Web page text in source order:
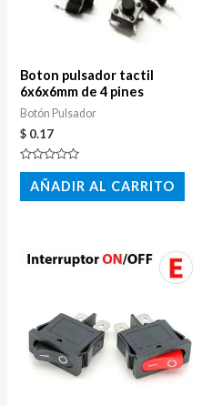
Boton pulsador tactil
6x6x6mm de 4 pines
Botón Pulsador
$ 0.17
Valorado
con
de
AÑADIR AL CARRITO